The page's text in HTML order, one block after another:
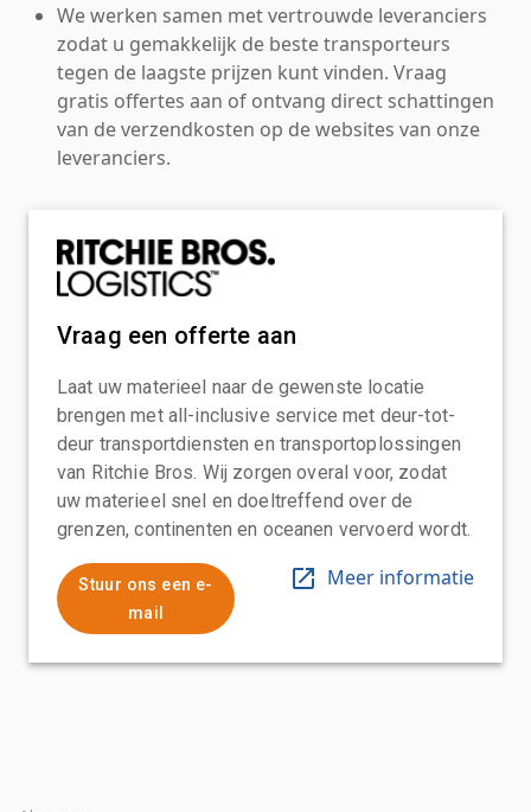
We werken samen met vertrouwde leveranciers
zodat u gemakkelijk de beste transporteurs
tegen de laagste prijzen kunt vinden. Vraag
gratis offertes aan of ontvang direct schattingen
van de verzendkosten op de websites van onze
leveranciers.
Vraag een offerte aan
Laat uw materieel naar de gewenste locatie
brengen met all-inclusive service met deur-tot-
deur transportdiensten en transportoplossingen
van Ritchie Bros. Wij zorgen overal voor, zodat
uw materieel snel en doeltreffend over de
grenzen, continenten en oceanen vervoerd wordt.
Stuur ons een e-
mail
Meer informatie